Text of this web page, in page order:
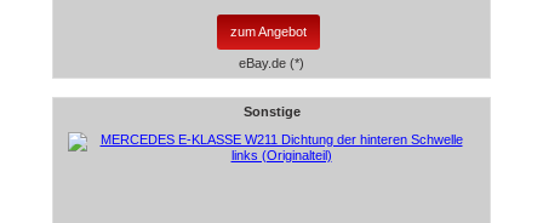
zum Angebot
eBay.de (*)
Sonstige